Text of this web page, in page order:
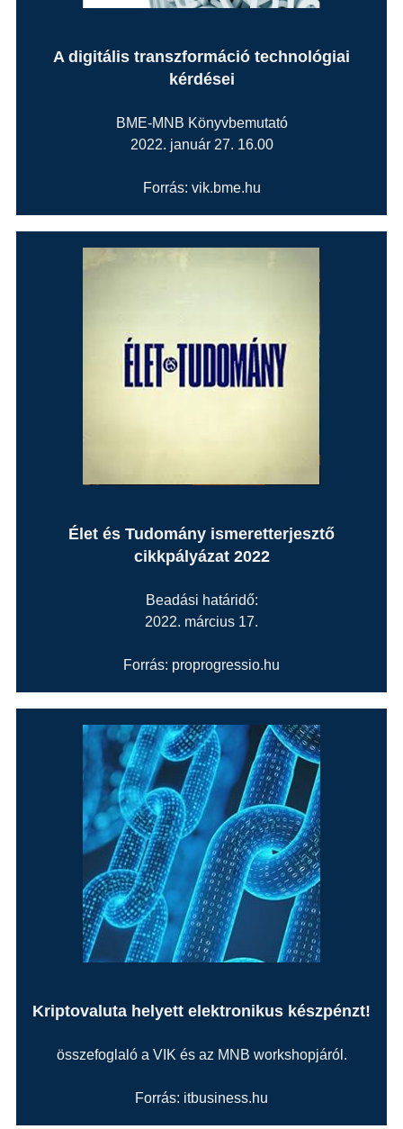
A digitális transzformáció technológiai
kérdései
BME-MNB Könyvbemutató
2022. január 27. 16.00
Forrás: vik.bme.hu
Élet és Tudomány ismeretterjesztő
cikkpályázat 2022
Beadási határidő:
2022. március 17.
Forrás: proprogressio.hu
Kriptovaluta helyett elektronikus készpénzt!
összefoglaló a VIK és az MNB workshopjáról.
Forrás: itbusiness.hu